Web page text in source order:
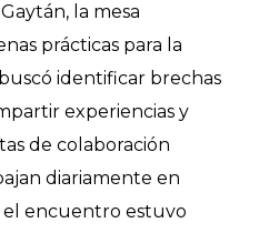
la mesa
prácticas para la
identificar brechas
experiencias y
de colaboración
diariamente en
encuentro estuvo